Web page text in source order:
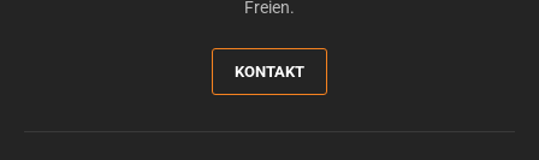
Freien.
KONTAKT